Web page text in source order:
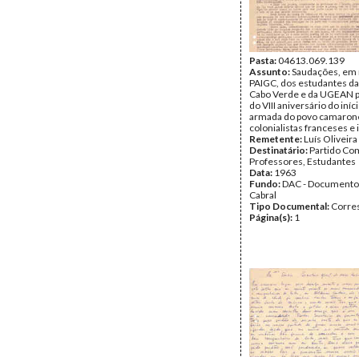
Pasta:04613.069.139
Assunto:Saudações,
PAIGC, dos estudantes
Cabo Verde e da UGEAN
do VIII aniversário do
armada do povo
colonialistas franceses e
Remetente:Luís Oliveira
Destinatário:Partido
Professores, Estudantes
Data: 1963
Fundo:DAC -
Cabral
Tipo Documental:
Página(s): 1